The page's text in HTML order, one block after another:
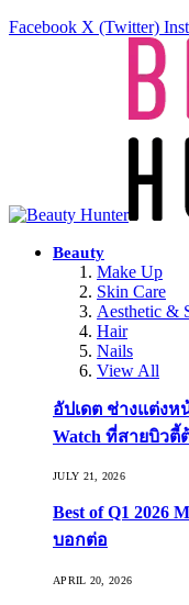
Facebook X (Twitter)
Beauty
Make Up
Skin Care
Aesthetic &
Hair
Nails
View All
อัปเดต ช่างแต่งห
Watch ที่สายบิวตี้
JULY 21, 2026
Best of Q1 2026
บอกต่อ
APRIL 20, 2026